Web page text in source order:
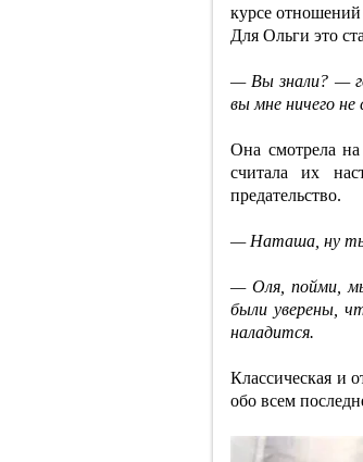
курсе
Для Ольги это
— Вы знали? —
вы мне ничего
Она смотрела на
считала их
предательство.
— Наташа, ну
— Оля, пойми,
были уверены,
наладится.
Классическая и
обо всем